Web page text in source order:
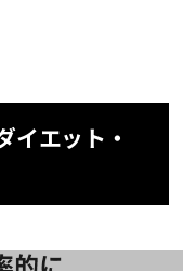
イエット・